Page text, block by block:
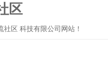
区
区 科技有限公司网站！